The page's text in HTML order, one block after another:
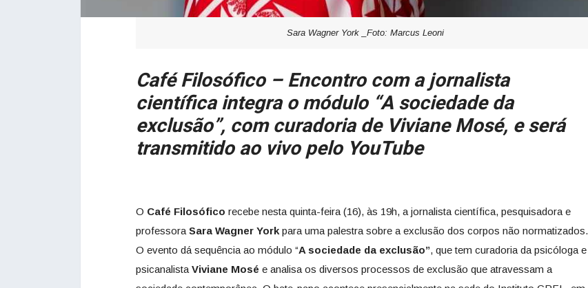
Sara Wagner York _Foto: Marcus Leoni
Café Filosófico – Encontro com a jornalista
científica integra o módulo “A sociedade da
exclusão”, com curadoria de Viviane Mosé, e será
transmitido ao vivo pelo YouTube
O Café Filosófico recebe nesta quinta-feira (16), às 19h, a jornalista científica, pesquisadora e
professora Sara Wagner York para uma palestra sobre a exclusão dos corpos não normatizados.
O evento dá sequência ao módulo “A sociedade da exclusão”, que tem curadoria da psicóloga e
psicanalista Viviane Mosé e analisa os diversos processos de exclusão que atravessam a